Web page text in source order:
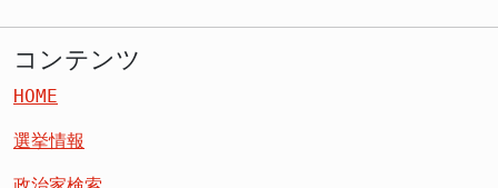
コンテンツ
HOME
選挙情報